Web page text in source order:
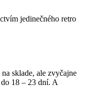
jedinečného retro
sklade, ale zvyčajne
18 – 23 dní. A